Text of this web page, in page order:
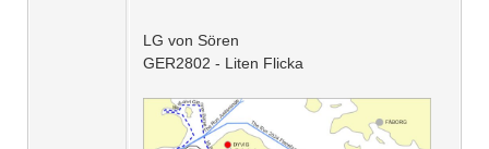
LG von Sören
GER2802 - Liten Flicka